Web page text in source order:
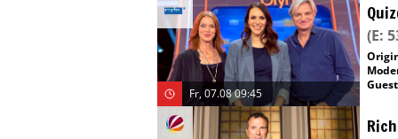
Fr, 07.08 09:45
(E:
Guest